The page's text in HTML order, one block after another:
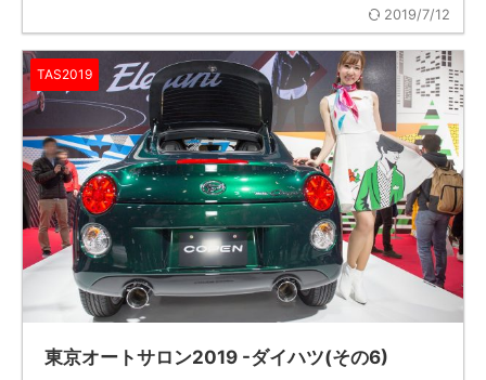
2019/7/12
TAS2019
東京オートサロン2019 -ダイハツ(その6)